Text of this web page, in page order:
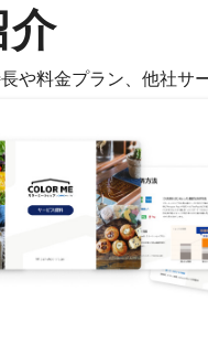
や料金プラン、他社サ